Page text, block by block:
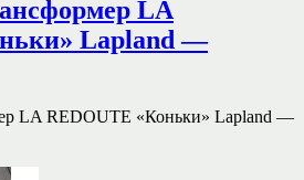
LA
Lapland —
LA REDOUTE «Коньки» Lapland —